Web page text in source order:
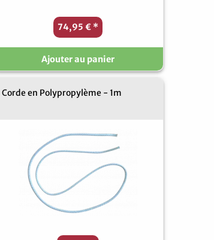
74,95 € *
Ajouter au panier
Corde en Polypropylème - 1m